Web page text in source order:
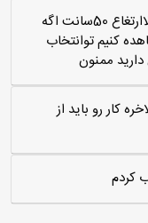
میزتلویزیون 180تا2مترلاارتغاع 50سانت اگه
کنیم توانتخاب
ممنون
کار رو باید از
کردم